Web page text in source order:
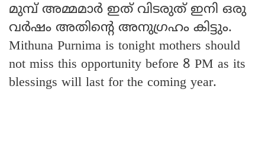
മുമ്പ് അമ്മമാർ ഇത് വിടരുത് ഇനി ഒരു
വർഷം അതിന്റെ അനുഗ്രഹം കിട്ടും.
Mithuna Purnima is tonight mothers should
not miss this opportunity before 8 PM as its
blessings will last for the coming year.